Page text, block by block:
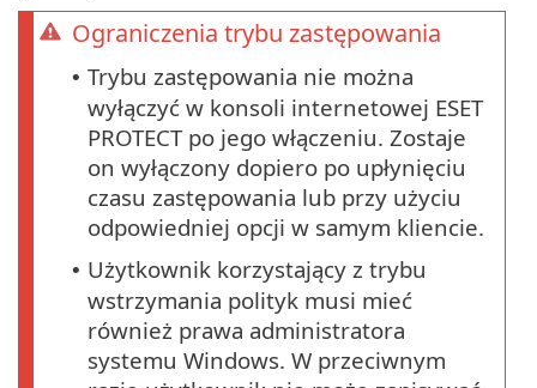
Ograniczenia trybu zastępowania
• Trybu zastępowania nie można
wyłączyć w konsoli internetowej ESET
PROTECT po jego włączeniu. Zostaje
on wyłączony dopiero po upłynięciu
czasu zastępowania lub przy użyciu
odpowiedniej opcji w samym kliencie.
• Użytkownik korzystający z trybu
wstrzymania polityk musi mieć
również prawa administratora
systemu Windows. W przeciwnym